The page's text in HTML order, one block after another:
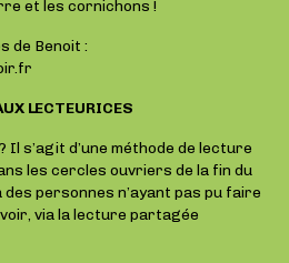
et les cornichons !
de Benoit :
LECTEURICES
Il s’agit d’une méthode de lecture
les cercles ouvriers de la fin du
personnes n’ayant pas pu faire
via la lecture partagée